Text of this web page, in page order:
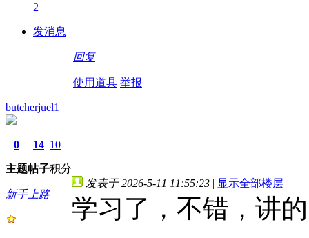
2
发消息
回复
使用道具 举报
butcherjuel1
0
主题
14
帖子
10
积分
新手上路
发表于 2026-5-11 11:55:23 | 显示全部楼层
学习了，不错，讲